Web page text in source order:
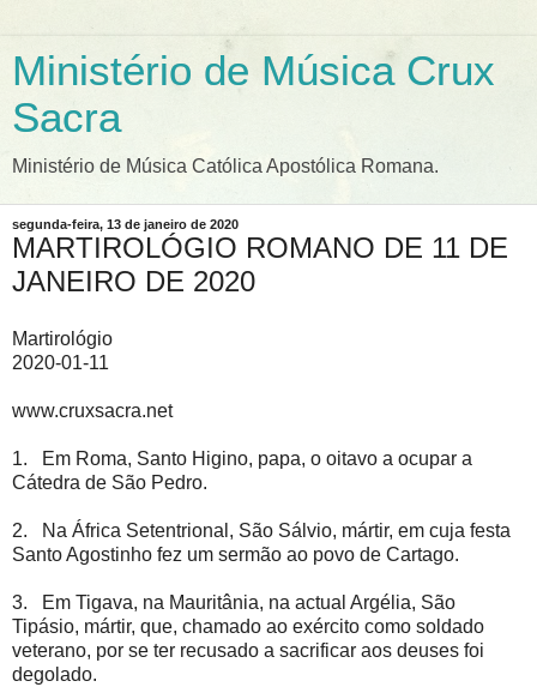
Ministério de Música Crux
Sacra
Ministério de Música Católica Apostólica Romana.
segunda-feira, 13 de janeiro de 2020
MARTIROLÓGIO ROMANO DE 11 DE
JANEIRO DE 2020
Martirológio
2020-01-11
www.cruxsacra.net
1. Em Roma, Santo Higino, papa, o oitavo a ocupar a
Cátedra de São Pedro.
2. Na África Setentrional, São Sálvio, mártir, em cuja festa
Santo Agostinho fez um sermão ao povo de Cartago.
3. Em Tigava, na Mauritânia, na actual Argélia, São
Tipásio, mártir, que, chamado ao exército como soldado
veterano, por se ter recusado a sacrificar aos deuses foi
degolado.